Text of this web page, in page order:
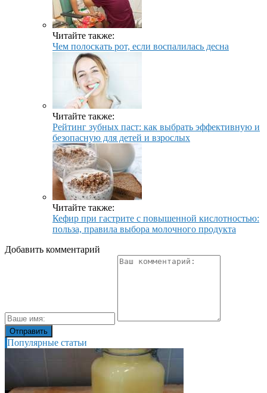
Читайте также:
Чем полоскать рот, если воспалилась десна
Читайте также:
Рейтинг зубных паст: как выбрать эффективную и
безопасную для детей и взрослых
Читайте также:
Кефир при гастрите с повышенной кислотностью:
польза, правила выбора молочного продукта
Добавить комментарий
Популярные статьи